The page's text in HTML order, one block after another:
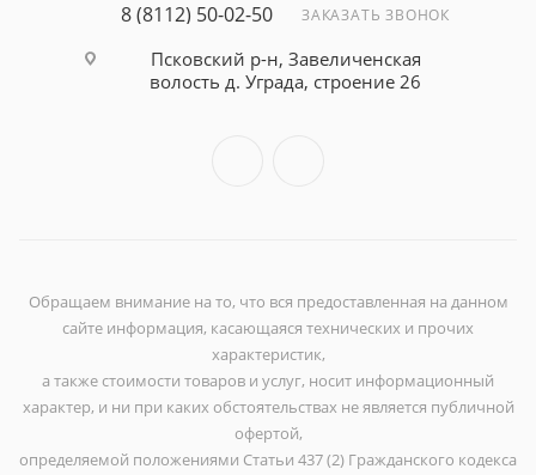
8 (8112) 50-02-50 ЗАКАЗАТЬ ЗВОНОК
Псковский р-н, Завеличенская
волость д. Уграда, строение 26
Обращаем внимание на то, что вся предоставленная на данном
сайте информация, касающаяся технических и прочих
характеристик,
а также стоимости товаров и услуг, носит информационный
характер, и ни при каких обстоятельствах не является публичной
офертой,
определяемой положениями Статьи 437 (2) Гражданского кодекса